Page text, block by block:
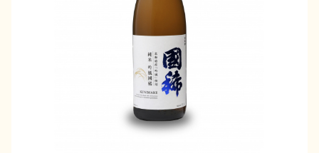
地酒解体新書